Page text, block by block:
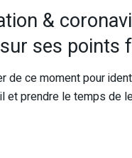
&
ses points
de ce moment pour
et prendre le temps de